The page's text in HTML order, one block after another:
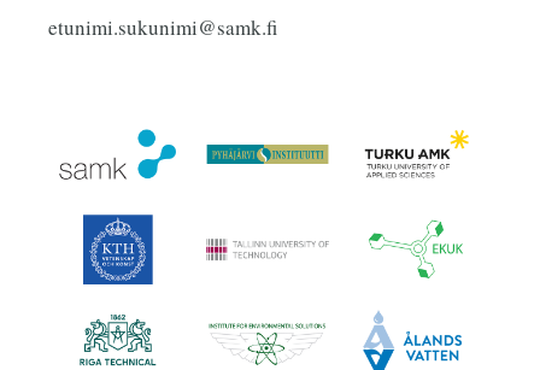
etunimi.sukunimi@samk.fi